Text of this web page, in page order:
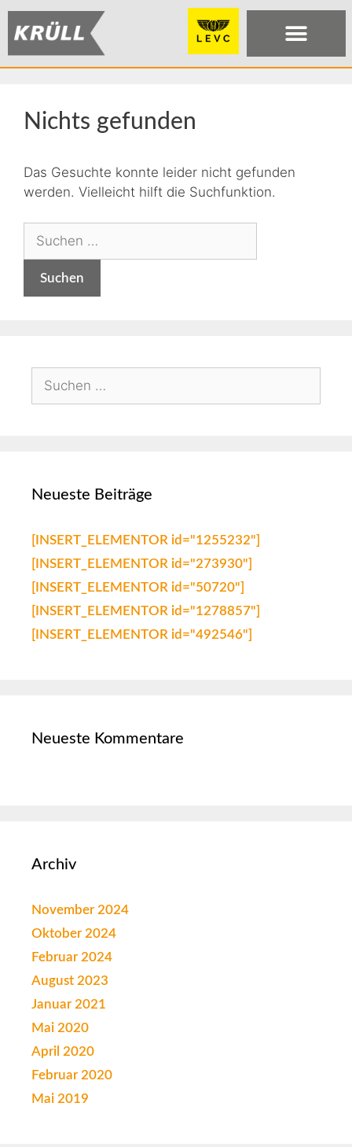
Nichts gefunden
Das Gesuchte konnte leider nicht gefunden
werden. Vielleicht hilft die Suchfunktion.
Neueste Beiträge
[INSERT_ELEMENTOR id="1255232"]
[INSERT_ELEMENTOR id="273930"]
[INSERT_ELEMENTOR id="50720"]
[INSERT_ELEMENTOR id="1278857"]
[INSERT_ELEMENTOR id="492546"]
Neueste Kommentare
Archiv
November 2024
Oktober 2024
Februar 2024
August 2023
Januar 2021
Mai 2020
April 2020
Februar 2020
Mai 2019